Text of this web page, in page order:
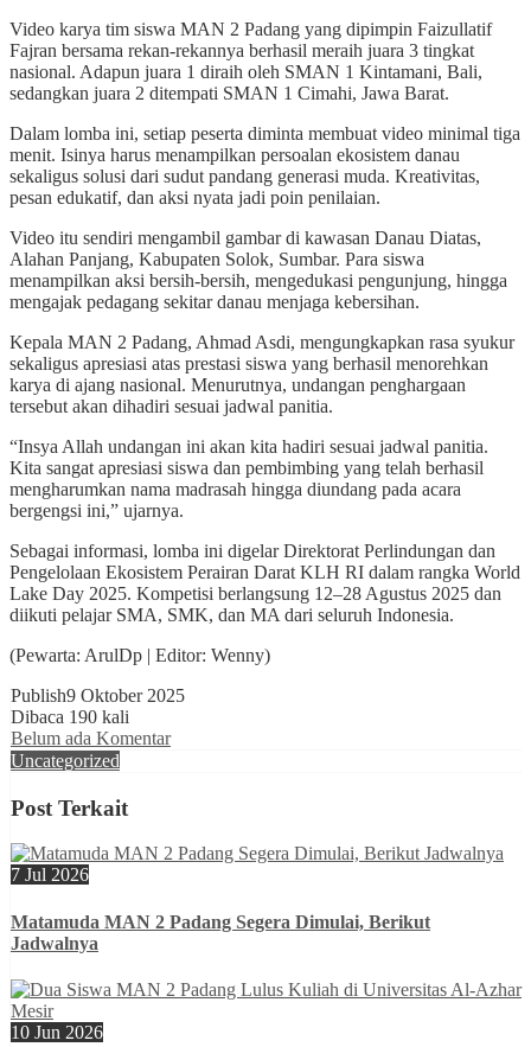
Video karya tim siswa MAN 2 Padang yang dipimpin Faizullatif
Fajran bersama rekan-rekannya berhasil meraih juara 3 tingkat
nasional. Adapun juara 1 diraih oleh SMAN 1 Kintamani, Bali,
sedangkan juara 2 ditempati SMAN 1 Cimahi, Jawa Barat.
Dalam lomba ini, setiap peserta diminta membuat video minimal tiga
menit. Isinya harus menampilkan persoalan ekosistem danau
sekaligus solusi dari sudut pandang generasi muda. Kreativitas,
pesan edukatif, dan aksi nyata jadi poin penilaian.
Video itu sendiri mengambil gambar di kawasan Danau Diatas,
Alahan Panjang, Kabupaten Solok, Sumbar. Para siswa
menampilkan aksi bersih-bersih, mengedukasi pengunjung, hingga
mengajak pedagang sekitar danau menjaga kebersihan.
Kepala MAN 2 Padang, Ahmad Asdi, mengungkapkan rasa syukur
sekaligus apresiasi atas prestasi siswa yang berhasil menorehkan
karya di ajang nasional. Menurutnya, undangan penghargaan
tersebut akan dihadiri sesuai jadwal panitia.
“Insya Allah undangan ini akan kita hadiri sesuai jadwal panitia.
Kita sangat apresiasi siswa dan pembimbing yang telah berhasil
mengharumkan nama madrasah hingga diundang pada acara
bergengsi ini,” ujarnya.
Sebagai informasi, lomba ini digelar Direktorat Perlindungan dan
Pengelolaan Ekosistem Perairan Darat KLH RI dalam rangka World
Lake Day 2025. Kompetisi berlangsung 12–28 Agustus 2025 dan
diikuti pelajar SMA, SMK, dan MA dari seluruh Indonesia.
(Pewarta: ArulDp | Editor: Wenny)
Publish9 Oktober 2025
Dibaca 190 kali
Belum ada Komentar
Uncategorized
Post Terkait
7 Jul 2026
Matamuda MAN 2 Padang Segera Dimulai, Berikut
Jadwalnya
10 Jun 2026